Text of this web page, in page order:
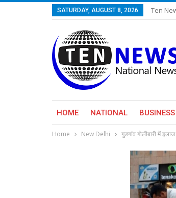
SATURDAY, AUGUST 8, 2026 Ten
HOME NATIONAL BUSINESS
Home New Delhi गुडगांव गोलीबारी में